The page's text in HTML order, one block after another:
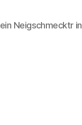
ein Neigschmecktr